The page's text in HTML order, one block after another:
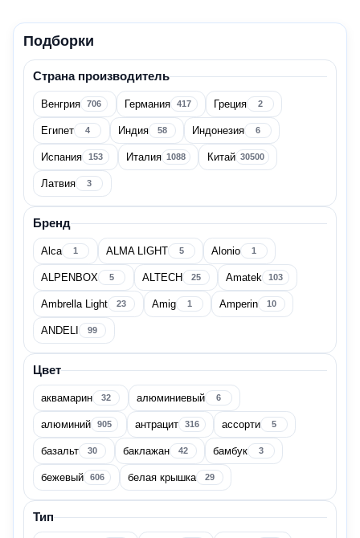
Цена
Страна производитель
Австрия
Беларусь
Бельгия
Болгария 23
Великобритания
Показать все
Бренд
Подборки
Страна производитель
Венгрия 706 Германия 417 Греция 2
Египет 4 Индия 58 Индонезия 6
Испания 153 Италия 1088 Китай 30500
Латвия 3
Бренд
Alca 1 ALMA LIGHT 5 Alonio 1
ALPENBOX 5 ALTECH 25 Amatek 103
Ambrella Light 23 Amig 1 Amperin 10
ANDELI 99
Цвет
аквамарин 32 алюминиевый 6
алюминий 905 антрацит 316 ассорти 5
базальт 30 баклажан 42 бамбук 3
бежевый 606 белая крышка 29
Тип